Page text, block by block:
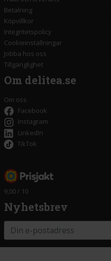
Betalning
Köpvillkor
Integritetspolicy
Cookieinställningar
Jobba hos oss
Tillgänglighet
Om delitea.se
Om oss
Facebook
Instagram
LinkedIn
TikTok
9,00 / 10
Nyhetsbrev